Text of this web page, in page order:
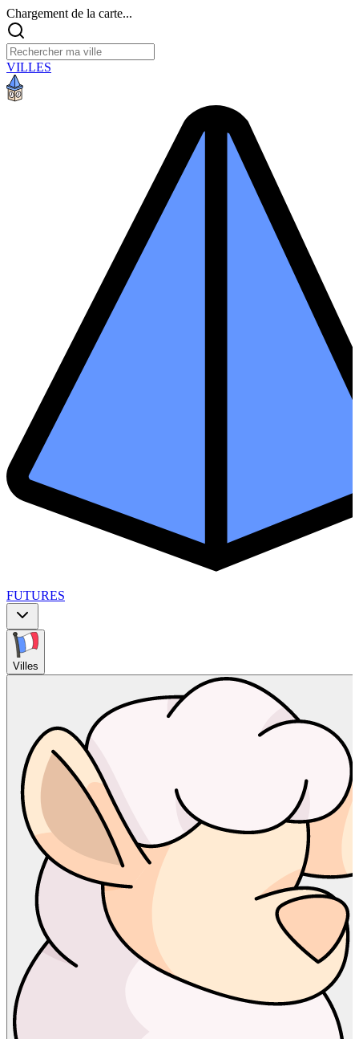
Chargement de la carte...
VILLES
FUTURES
Villes